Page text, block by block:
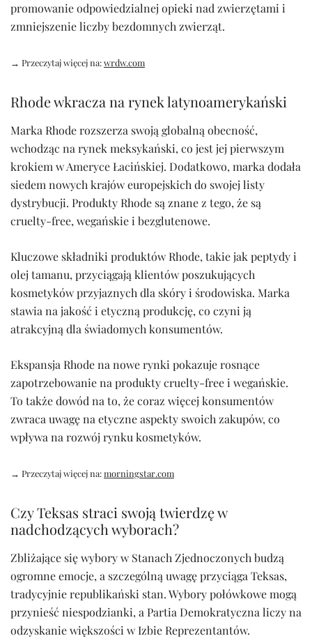
promowanie odpowiedzialnej opieki nad zwierzętami i
zmniejszenie liczby bezdomnych zwierząt.
→ Przeczytaj więcej na:wrdw.com
Rhode wkracza na rynek latynoamerykański
Marka Rhode rozszerza swoją globalną obecność,
wchodząc na rynek meksykański, co jest jej pierwszym
krokiem w Ameryce Łacińskiej. Dodatkowo, marka dodała
siedem nowych krajów europejskich do swojej listy
dystrybucji. Produkty Rhode są znane z tego, że są
cruelty-free, wegańskie i bezglutenowe.
Kluczowe składniki produktów Rhode, takie jak peptydy i
olej tamanu, przyciągają klientów poszukujących
kosmetyków przyjaznych dla skóry i środowiska. Marka
stawia na jakość i etyczną produkcję, co czyni ją
atrakcyjną dla świadomych konsumentów.
Ekspansja Rhode na nowe rynki pokazuje rosnące
zapotrzebowanie na produkty cruelty-free i wegańskie.
To także dowód na to, że coraz więcej konsumentów
zwraca uwagę na etyczne aspekty swoich zakupów, co
wpływa na rozwój rynku kosmetyków.
→ Przeczytaj więcej na:morningstar.com
Czy Teksas straci swoją twierdzę w
nadchodzących wyborach?
Zbliżające się wybory w Stanach Zjednoczonych budzą
ogromne emocje, a szczególną uwagę przyciąga Teksas,
tradycyjnie republikański stan. Wybory połówkowe mogą
przynieść niespodzianki, a Partia Demokratyczna liczy na
odzyskanie większości w Izbie Reprezentantów.